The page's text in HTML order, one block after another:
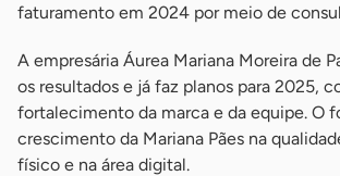
faturamento em 2024 por meio de
A empresária Áurea Mariana Moreira de
os resultados e já faz planos para 2025,
fortalecimento da marca e da equipe. O
crescimento da Mariana Pães na
físico e na área digital.